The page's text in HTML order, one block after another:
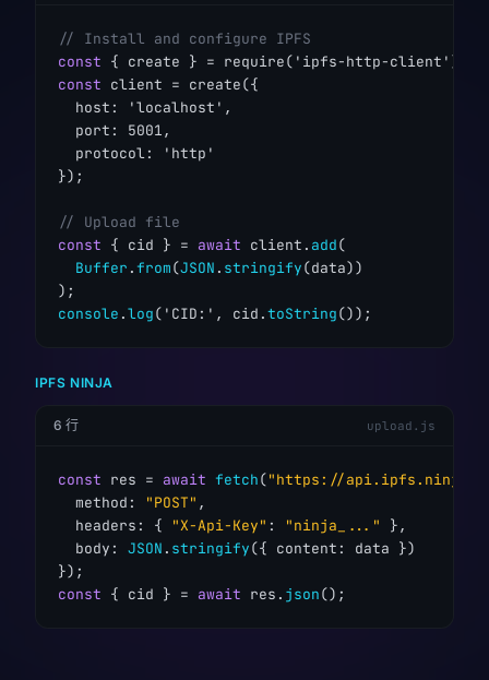
// Install and configure IPFS
const
const client = create({
  host: 'localhost',
  port: 5001,
  protocol: 'http'
});
// Upload file
const { cid } = await client. add(
Buffer .from(JSON . stringify(data))
console .log('CID:', cid.toString());
IPFS NINJA
6 行 upload.js
const res = await fetch("https://api.ipfs.ninja/
  method:
"POST" ,
  headers: {
"X-Api-Key" : "ninja_..."
},
  body:
JSON . stringify({ content: data })
const { cid } = await res. json();